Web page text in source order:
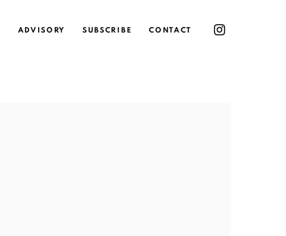
ADVISORY SUBSCRIBE CONTACT